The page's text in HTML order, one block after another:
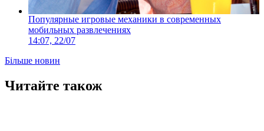
Популярные игровые механики в современных
мобильных развлечениях
14:07, 22/07
Більше новин
Читайте також